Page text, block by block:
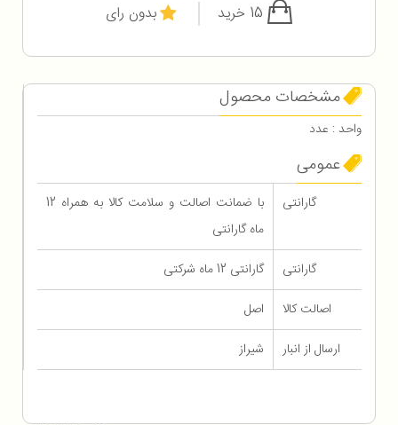
بدون رای
مشخصات محصول
واحد : عدد
عمومی
گارانتی
با ضمانت اصالت و سلامت کالا به همراه 12
ماه گارانتی
گارانتی
گارانتی 12 ماه شرکتی
اصالت کالا
اصل
ارسال از انبار
شیراز